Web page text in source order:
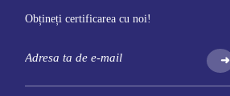
Obțineți certificarea cu noi!
➜